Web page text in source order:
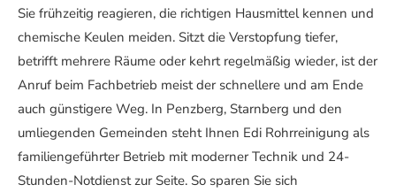
Sie frühzeitig reagieren, die richtigen Hausmittel kennen und
chemische Keulen meiden. Sitzt die Verstopfung tiefer,
betrifft mehrere Räume oder kehrt regelmäßig wieder, ist der
Anruf beim Fachbetrieb meist der schnellere und am Ende
auch günstigere Weg. In Penzberg, Starnberg und den
umliegenden Gemeinden steht Ihnen Edi Rohrreinigung als
familiengeführter Betrieb mit moderner Technik und 24-
Stunden-Notdienst zur Seite. So sparen Sie sich